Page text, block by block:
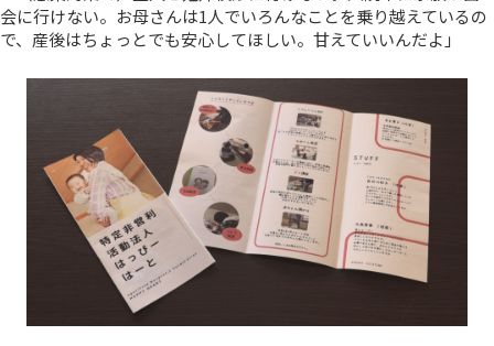
会に行けない。お母さんは1人でいろんなことを乗り越えているの
で、産後はちょっとでも安心してほしい。甘えていいんだよ」